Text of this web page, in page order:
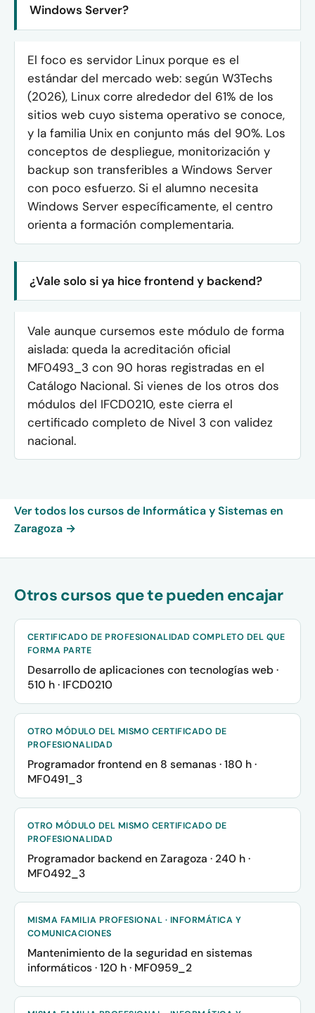
Windows Server?
El foco es servidor Linux porque es el
estándar del mercado web: según W3Techs
(2026), Linux corre alrededor del 61% de los
sitios web cuyo sistema operativo se conoce,
y la familia Unix en conjunto más del 90%. Los
conceptos de despliegue, monitorización y
backup son transferibles a Windows Server
con poco esfuerzo. Si el alumno necesita
Windows Server específicamente, el centro
orienta a formación complementaria.
¿Vale solo si ya hice frontend y backend?
Vale aunque cursemos este módulo de forma
aislada: queda la acreditación oficial
MF0493_3 con 90 horas registradas en el
Catálogo Nacional. Si vienes de los otros dos
módulos del IFCD0210, este cierra el
certificado completo de Nivel 3 con validez
nacional.
Ver todos los cursos de Informática y Sistemas en
Zaragoza →
Otros cursos que te pueden encajar
CERTIFICADO DE PROFESIONALIDAD COMPLETO DEL QUE
FORMA PARTE
Desarrollo de aplicaciones con tecnologías web ·
510 h · IFCD0210
OTRO MÓDULO DEL MISMO CERTIFICADO DE
PROFESIONALIDAD
Programador frontend en 8 semanas · 180 h ·
MF0491_3
OTRO MÓDULO DEL MISMO CERTIFICADO DE
PROFESIONALIDAD
Programador backend en Zaragoza · 240 h ·
MF0492_3
MISMA FAMILIA PROFESIONAL · INFORMÁTICA Y
COMUNICACIONES
Mantenimiento de la seguridad en sistemas
informáticos · 120 h · MF0959_2